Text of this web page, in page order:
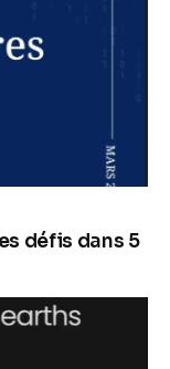
défis dans 5